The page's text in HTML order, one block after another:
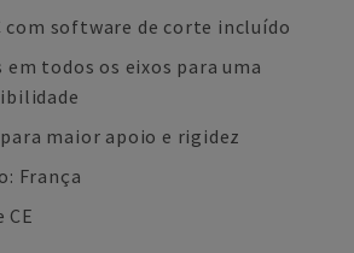
com software de corte incluído
em todos os eixos para uma
maior apoio e rigidez
França
CE